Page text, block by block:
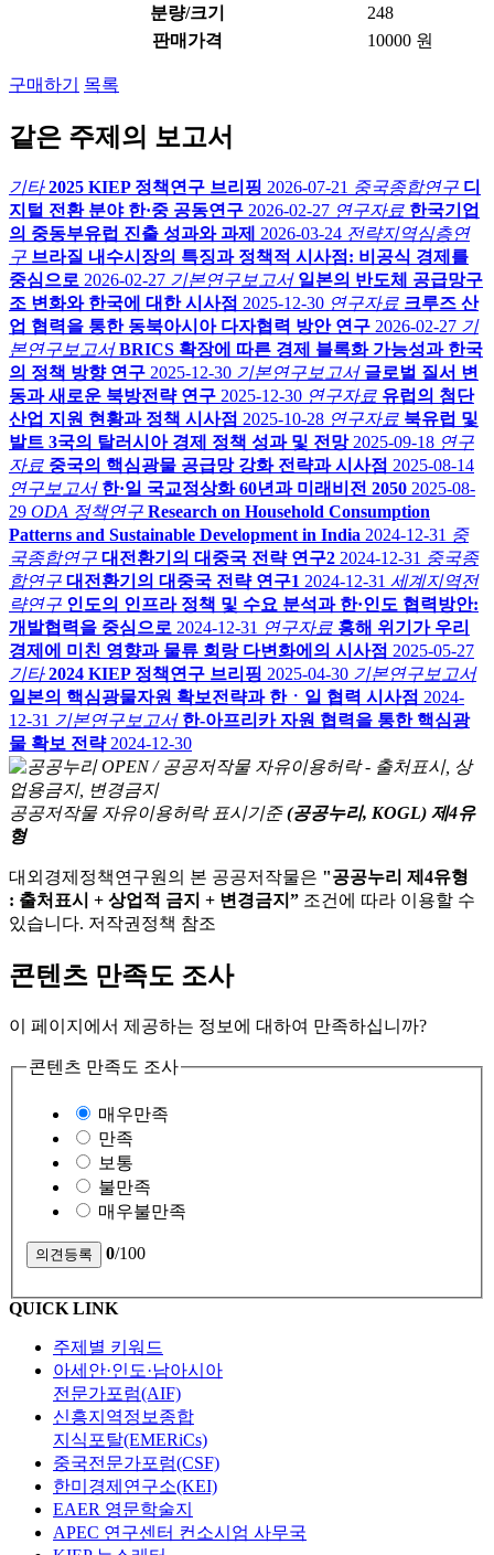
분량/크기
248
판매가격
10000 원
구매하기 목록
같은 주제의 보고서
기타 2025 KIEP 정책연구 브리핑 2026-07-21 중국종합연구 디
지털 전환 분야 한·중 공동연구 2026-02-27 연구자료 한국기업
의 중동부유럽 진출 성과와 과제
2026-03-24 전략지역심층연
구 브라질 내수시장의 특징과 정책적 시사점: 비공식 경제를
중심으로 2026-02-27 기본연구보고서 일본의 반도체 공급망구
조 변화와 한국에 대한 시사점 2025-12-30 연구자료 크루즈 산
업 협력을 통한 동북아시아 다자협력 방안 연구 2026-02-27 기
본연구보고서 BRICS 확장에 따른 경제 블록화 가능성과 한국
의 정책 방향 연구 2025-12-30 기본연구보고서 글로벌 질서 변
동과 새로운 북방전략 연구 2025-12-30 연구자료 유럽의 첨단
산업 지원 현황과 정책 시사점 2025-10-28 연구자료 북유럽 및
발트 3국의 탈러시아 경제 정책 성과 및 전망 2025-09-18 연구
자료 중국의 핵심광물 공급망 강화 전략과 시사점 2025-08-14
연구보고서 한·일 국교정상화 60년과 미래비전 2050 2025-08-
29 ODA 정책연구 Research on Household Consumption
Patterns and Sustainable Development in India 2024-12-31 중
국종합연구 대전환기의 대중국 전략 연구2 2024-12-31 중국종
합연구 대전환기의 대중국 전략 연구1 2024-12-31 세계지역전
략연구 인도의 인프라 정책 및 수요 분석과 한·인도 협력방안:
개발협력을 중심으로 2024-12-31 연구자료 홍해 위기가 우리
경제에 미친 영향과 물류 회랑 다변화에의 시사점 2025-05-27
기타 2024 KIEP 정책연구 브리핑 2025-04-30 기본연구보고서
일본의 핵심광물자원 확보전략과 한ㆍ일 협력 시사점 2024-
12-31 기본연구보고서 한-아프리카 자원 협력을 통한 핵심광
물 확보 전략 2024-12-30
공공저작물 자유이용허락 표시기준 (공공누리, KOGL) 제4유
형
대외경제정책연구원의 본 공공저작물은 "공공누리 제4유형
: 출처표시 + 상업적 금지 + 변경금지” 조건에 따라 이용할 수
있습니다. 저작권정책 참조
콘텐츠 만족도 조사
이 페이지에서 제공하는 정보에 대하여 만족하십니까?
콘텐츠 만족도 조사
매우만족
만족
보통
불만족
매우불만족
0/100
QUICK LINK
주제별 키워드
아세안·인도·남아시아
전문가포럼(AIF)
신흥지역정보종합
지식포탈(EMERiCs)
중국전문가포럼(CSF)
한미경제연구소(KEI)
EAER 영문학술지
APEC 연구센터 컨소시엄 사무국